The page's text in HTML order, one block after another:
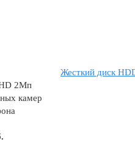
2Мп
камер
Жесткий диск